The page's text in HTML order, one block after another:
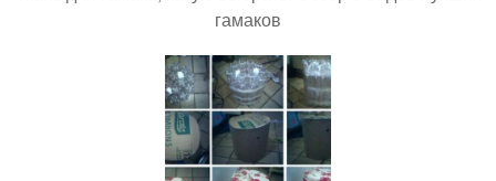
гамаков